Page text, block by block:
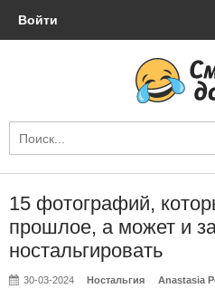
Войти
15 фотографий,
прошлое, а может и
ностальгировать
30-03-2024 Ностальгия Anastasia